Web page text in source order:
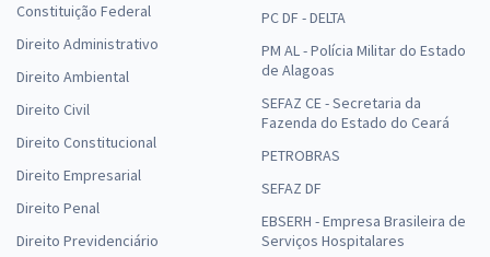
Constituição Federal
Direito Administrativo
Direito Ambiental
Direito Civil
Direito Constitucional
Direito Empresarial
Direito Penal
Direito Previdenciário
PC DF - DELTA
PM AL - Polícia Militar do Estado
de Alagoas
SEFAZ CE - Secretaria da
Fazenda do Estado do Ceará
PETROBRAS
SEFAZ DF
EBSERH - Empresa Brasileira de
Serviços Hospitalares